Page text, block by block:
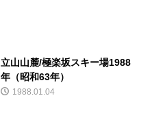
立山山麓/極楽坂スキー場1988
年（昭和63年）
1988.01.04